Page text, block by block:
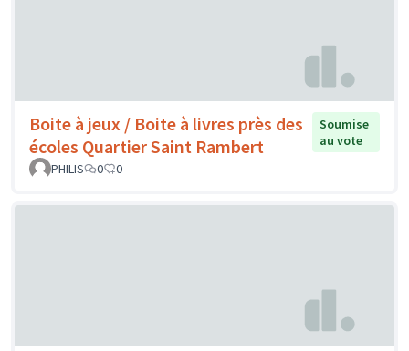
Boite à jeux / Boite à livres près des
écoles Quartier Saint Rambert
Soumise
au vote
PHILIS
0 0